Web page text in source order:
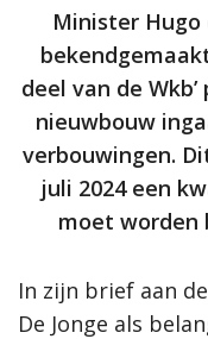
Minister Hugo
deel van de
nieuwbouw
verbouwingen.
juli 2024 een
moet worden
In zijn brief aan
De Jonge als